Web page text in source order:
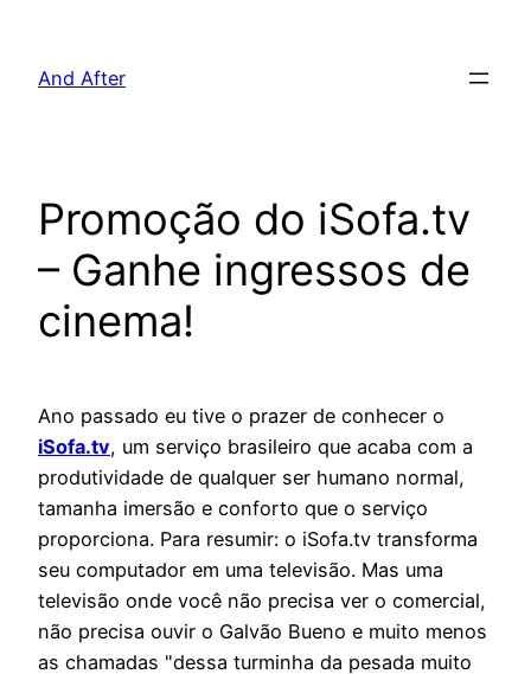
And After
Promoção do iSofa.tv
– Ganhe ingressos de
cinema!
Ano passado eu tive o prazer de conhecer o
iSofa.tv, um serviço brasileiro que acaba com a
produtividade de qualquer ser humano normal,
tamanha imersão e conforto que o serviço
proporciona. Para resumir: o iSofa.tv transforma
seu computador em uma televisão. Mas uma
televisão onde você não precisa ver o comercial,
não precisa ouvir o Galvão Bueno e muito menos
as chamadas "dessa turminha da pesada muito